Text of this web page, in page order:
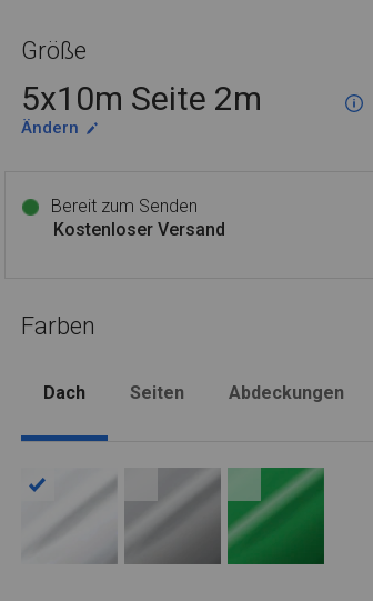
Größe
5x10m Seite 2m
Ändern
Bereit zum Senden
Kostenloser Versand
Farben
Dach Seiten Abdeckungen